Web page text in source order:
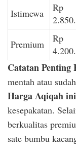
Istimewa
Rp
Premium
Rp
Catatan Penting
mentah atau
Harga Aqiqah ini
kesepakatan.
berkualitas
sate bumbu